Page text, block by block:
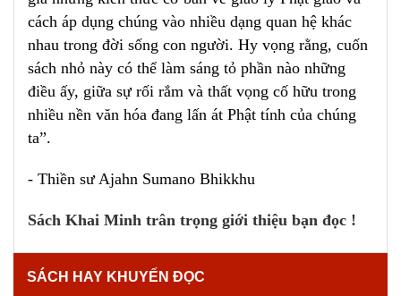
cách áp dụng chúng vào nhiều dạng quan hệ khác
nhau trong đời sống con người. Hy vọng rằng, cuốn
sách nhỏ này có thể làm sáng tỏ phần nào những
điều ấy, giữa sự rối rắm và thất vọng cố hữu trong
nhiều nền văn hóa đang lấn át Phật tính của chúng
ta”.
- Thiền sư Ajahn Sumano Bhikkhu
Sách Khai Minh trân trọng giới thiệu bạn đọc !
SÁCH HAY KHUYẾN ĐỌC